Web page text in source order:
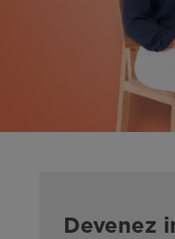
Devenez